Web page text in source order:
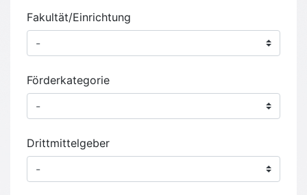
Fakultät/Einrichtung
Förderkategorie
Drittmittelgeber